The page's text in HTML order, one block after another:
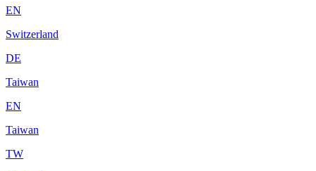
EN
Switzerland
DE
Taiwan
EN
Taiwan
TW